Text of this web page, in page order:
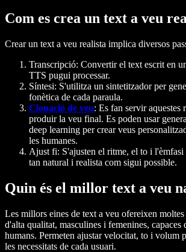
Com es crea un text a veu
Crear un text a veu realista implica diversos
Transcripció: Convertir el text escrit en
TTS pugui processar.
Síntesi: S'utilitza un sintetitzador per
fonètica de cada paraula.
Clonació de veu: Es fan servir aquestes
produir la veu final. Es poden usar
deep learning per crear veus
les humanes.
Ajust fi: S'ajusten el ritme, el to i
tan natural i realista com sigui possible.
Quin és el millor text a veu
Les millors eines de text a veu ofereixen
d'alta qualitat, masculines i femenines, capaces
humans. Permeten ajustar velocitat, to i volum
les necessitats de cada usuari.